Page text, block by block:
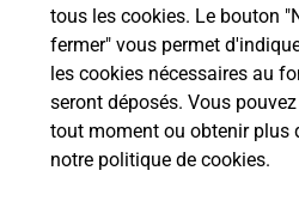
tous les cookies. Le bouton
fermer" vous permet
les cookies nécessaires au
seront déposés. Vous
tout moment ou obtenir plus
notre politique de cookies.
Est-ce que je peux
numéro de mobile
Est-ce que je peux
avec La Poste Mobile ?